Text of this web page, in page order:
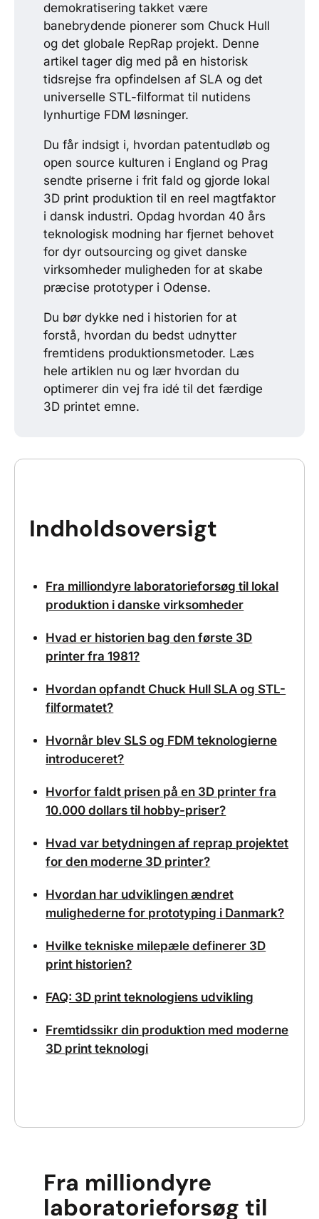
demokratisering takket være
banebrydende pionerer som Chuck Hull
og det globale RepRap projekt. Denne
artikel tager dig med på en historisk
tidsrejse fra opfindelsen af SLA og det
universelle STL-filformat til nutidens
lynhurtige FDM løsninger.
Du får indsigt i, hvordan patentudløb og
open source kulturen i England og Prag
sendte priserne i frit fald og gjorde lokal
3D print produktion til en reel magtfaktor
i dansk industri. Opdag hvordan 40 års
teknologisk modning har fjernet behovet
for dyr outsourcing og givet danske
virksomheder muligheden for at skabe
præcise prototyper i Odense.
Du bør dykke ned i historien for at
forstå, hvordan du bedst udnytter
fremtidens produktionsmetoder. Læs
hele artiklen nu og lær hvordan du
optimerer din vej fra idé til det færdige
3D printet emne.
Indholdsoversigt
Fra milliondyre laboratorieforsøg til lokal
produktion i danske virksomheder
Hvad er historien bag den første 3D
printer fra 1981?
Hvordan opfandt Chuck Hull SLA og STL-
filformatet?
Hvornår blev SLS og FDM teknologierne
introduceret?
Hvorfor faldt prisen på en 3D printer fra
10.000 dollars til hobby-priser?
Hvad var betydningen af reprap projektet
for den moderne 3D printer?
Hvordan har udviklingen ændret
mulighederne for prototyping i Danmark?
Hvilke tekniske milepæle definerer 3D
print historien?
FAQ: 3D print teknologiens udvikling
Fremtidssikr din produktion med moderne
3D print teknologi
Fra milliondyre
laboratorieforsøg til